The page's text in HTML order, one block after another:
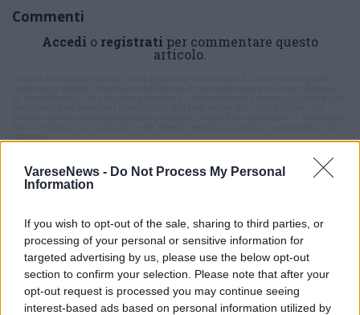
VareseNews - Do Not Process My Personal
Information
If you wish to opt-out of the sale, sharing to third parties, or
processing of your personal or sensitive information for
targeted advertising by us, please use the below opt-out
section to confirm your selection. Please note that after your
opt-out request is processed you may continue seeing
interest-based ads based on personal information utilized by
Commenti
Accedi o registrati per commentare questo
articolo.
ADV